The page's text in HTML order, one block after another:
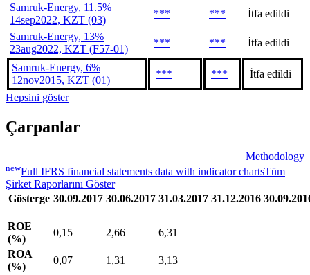
Samruk-Energy, 11.5%
14sep2022, KZT (03)
*** ***
İtfa edildi
Samruk-Energy, 13%
23aug2022, KZT (F57-01)
*** *** İtfa edildi
Samruk-Energy, 6%
12nov2015, KZT (01)
*** ***
İtfa edildi
Hepsini göster
Çarpanlar
Methodology
newFull IFRS financial statements data with indicator chartsTüm
Şirket Raporlarını Göster
Gösterge 30.09.2017 30.06.2017 31.03.2017 31.12.2016
ROE
(%)
0,15 2,66
6,31
ROA
(%)
0,07 1,31
3,13